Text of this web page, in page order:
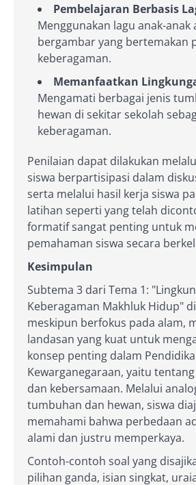
Pembelajaran Berbasis
Menggunakan lagu anak-anak
bergambar yang bertemakan
keberagaman.
Memanfaatkan
Mengamati berbagai jenis
hewan di sekitar sekolah
keberagaman.
Penilaian dapat dilakukan
siswa berpartisipasi dalam
serta melalui hasil kerja siswa
latihan seperti yang telah
formatif sangat penting untuk
pemahaman siswa secara
Kesimpulan
Subtema 3 dari Tema 1:
Keberagaman Makhluk Hidup" di
meskipun berfokus pada alam,
landasan yang kuat untuk
konsep penting dalam
Kewarganegaraan, yaitu
dan kebersamaan. Melalui
tumbuhan dan hewan, siswa
memahami bahwa perbedaan
alami dan justru memperkaya.
Contoh-contoh soal yang
pilihan ganda, isian singkat,